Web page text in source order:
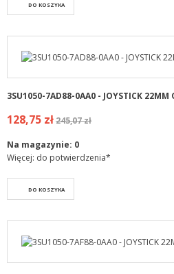
DO KOSZYKA
3SU1050-7AD88-0AA0 - JOYSTICK 22MM
128,75 zł245,07 zł
Na magazynie: 0
Więcej: do potwierdzenia*
DO KOSZYKA